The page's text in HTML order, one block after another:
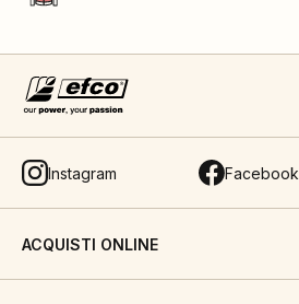
Instagram Facebook
ACQUISTI ONLINE